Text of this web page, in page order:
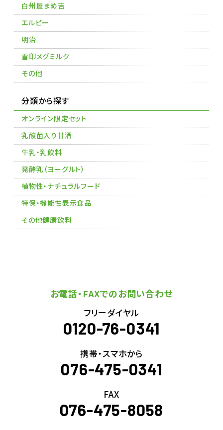
白州屋まめ吉
エルビー
明治
雪印メグミルク
その他
分類から探す
オンライン限定セット
乳酸菌入り甘酒
牛乳・乳飲料
発酵乳（ヨーグルト）
植物性・ナチュラルフード
特保・機能性表示食品
その他健康飲料
お電話・FAXでのお問い合わせ
フリーダイヤル
0120-76-0341
携帯・スマホから
076-475-0341
FAX
076-475-8058